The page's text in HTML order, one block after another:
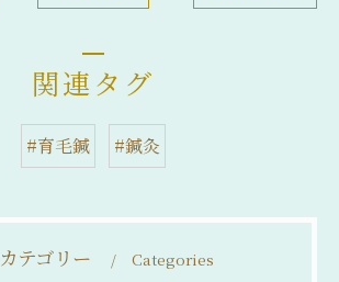
関連タグ
#育毛鍼 #鍼灸
カテゴリー Categories